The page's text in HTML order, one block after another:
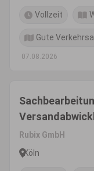
Vollzeit
Gute
07.08.2026
Rubix GmbH
Köln